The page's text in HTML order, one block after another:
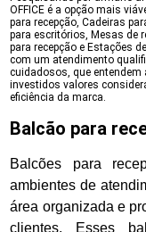
OFFICE é a opção mais
para recepção, Cadeiras
para escritórios, Mesas de
para recepção e Estações
com um atendimento
cuidadosos, que entendem
investidos valores
eficiência da marca.
Balcão para
Balcões para
ambientes de
área organizada e
clientes. Esses